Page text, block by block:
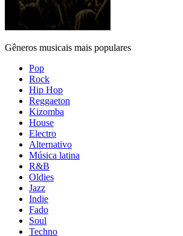
Gêneros musicais mais populares
Pop
Rock
Hip Hop
Reggaeton
Kizomba
House
Electro
Alternativo
Música latina
R&B
Oldies
Jazz
Indie
Fado
Soul
Techno